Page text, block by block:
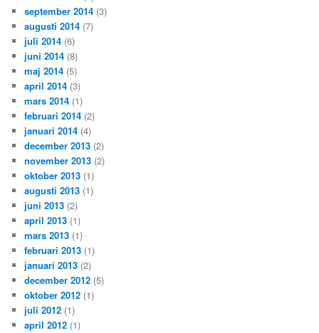
september 2014 (3)
augusti 2014 (7)
juli 2014 (6)
juni 2014 (8)
maj 2014 (5)
april 2014 (3)
mars 2014 (1)
februari 2014 (2)
januari 2014 (4)
december 2013 (2)
november 2013 (2)
oktober 2013 (1)
augusti 2013 (1)
juni 2013 (2)
april 2013 (1)
mars 2013 (1)
februari 2013 (1)
januari 2013 (2)
december 2012 (5)
oktober 2012 (1)
juli 2012 (1)
april 2012 (1)